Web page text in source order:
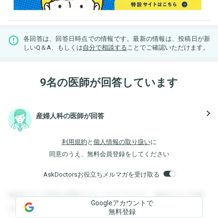
各回答は、回答日時点での情報です。最新の情報は、投稿日が新
しいQ＆A、もしくは自分で相談する ことでご確認いただけます。
9名の医師が回答しています
産婦人科の医師が回答 navigate_next
利用規約 と 個人情報の取り扱いに
同意のうえ、無料会員登録をしてください
AskDoctorsお役立ちメルマガを受け取る
登録すると回答を閲覧することができます。登録すると回答
を閲覧することができます。登録すると回答を閲覧すること
Googleアカウントで
無料登録